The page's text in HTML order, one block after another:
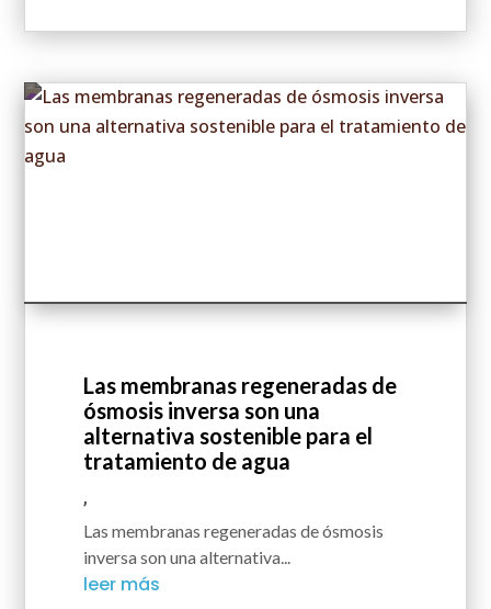
Las membranas regeneradas de
ósmosis inversa son una
alternativa sostenible para el
tratamiento de agua
,
Las membranas regeneradas de ósmosis
inversa son una alternativa...
leer más